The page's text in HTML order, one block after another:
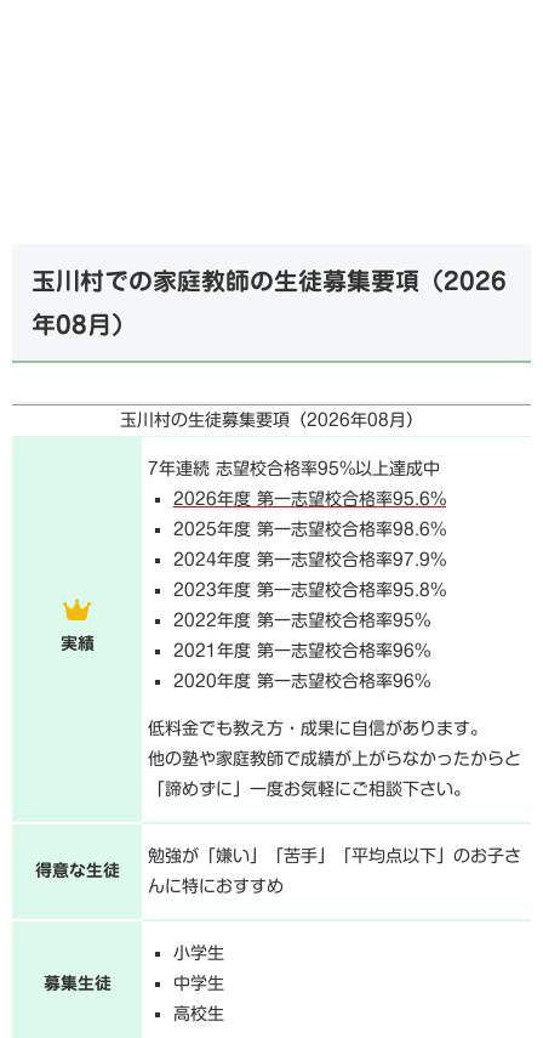
玉川村での家庭教師の生徒募集要項（2026
年08月）
玉川村の生徒募集要項（2026年08月 ）
実績
7年連続 志望校合格率95%以上達成中
2026年度 第一志望校合格率95.6%
2025年度 第一志望校合格率98.6%
2024年度 第一志望校合格率97.9%
2023年度 第一志望校合格率95.8%
2022年度 第一志望校合格率95%
2021年度 第一志望校合格率96%
2020年度 第一志望校合格率96%
低料金でも教え方・成果に自信があります。
他の塾や家庭教師で成績が上がらなかったからと
「諦めずに」一度お気軽にご相談下さい。
得意な生徒
勉強が「嫌い」「苦手」「平均点以下」のお子さ
んに特におすすめ
募集生徒
小学生
中学生
高校生